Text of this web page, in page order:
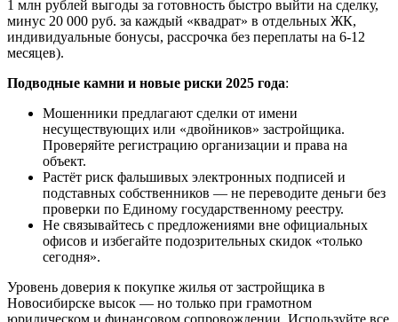
1 млн рублей выгоды за готовность быстро выйти на сделку,
минус 20 000 руб. за каждый «квадрат» в отдельных ЖК,
индивидуальные бонусы, рассрочка без переплаты на 6-12
месяцев).
Подводные камни и новые риски 2025 года:
Мошенники предлагают сделки от имени
несуществующих или «двойников» застройщика.
Проверяйте регистрацию организации и права на
объект.
Растёт риск фальшивых электронных подписей и
подставных собственников — не переводите деньги без
проверки по Единому государственному реестру.
Не связывайтесь с предложениями вне официальных
офисов и избегайте подозрительных скидок «только
сегодня».
Уровень доверия к покупке жилья от застройщика в
Новосибирске высок — но только при грамотном